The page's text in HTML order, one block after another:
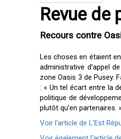
Revue de
Recours contre
Les choses en étaient
administrative d’appel
zone Oasis 3 de Pusey.
: « Un tel écart entre la
politique de
plutôt qu’en partenaires.
Voir l'article de L'Est